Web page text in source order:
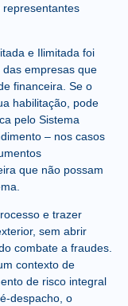
e Ilimitada foi
empresas que
financeira. Se o
habilitação, pode
pelo Sistema
– nos casos
que não possam
e trazer
sem abrir
combate a fraudes.
contexto de
de risco integral
despacho, o